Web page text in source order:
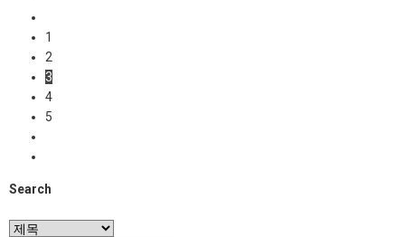
1
2
3
4
5
Search